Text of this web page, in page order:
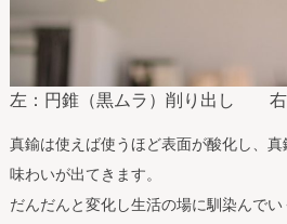
左：円錐（黒ムラ）削り出し 右
真鍮は使えば使うほど表面が酸化し、
味わいが出てきます。
だんだんと変化し生活の場に馴染んで